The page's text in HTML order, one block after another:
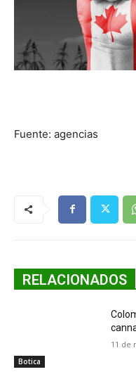
Fuente: agencias
RELACIONADOS
Botica
11 de